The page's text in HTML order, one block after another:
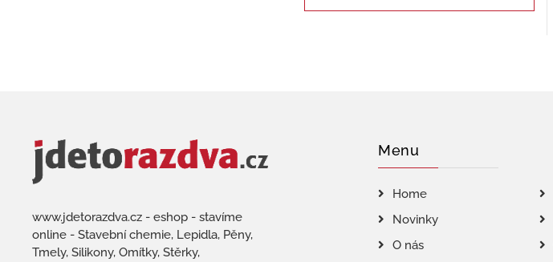
www.jdetorazdva.cz - eshop - stavíme
online - Stavební chemie, Lepidla, Pěny,
Tmely, Silikony, Omítky, Stěrky,
Menu
Home
Novinky
O nás